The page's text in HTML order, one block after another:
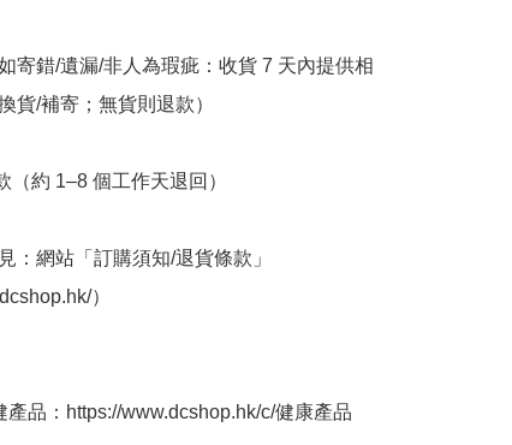
寄錯/遺漏/非人為瑕疵：收貨 7 天內提供相
貨/補寄；無貨則退款）
（約 1–8 個工作天退回）
：網站「訂購須知/退貨條款」
）
品：https://www.dcshop.hk/c/健康產品